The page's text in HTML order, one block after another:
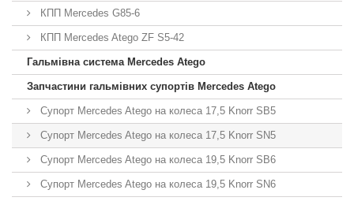
КПП Mercedes G85-6
КПП Mercedes Atego ZF S5-42
Гальмівна система Mercedes Atego
Запчастини гальмівних супортів Mercedes Atego
Супорт Mercedes Atego на колеса 17,5 Knorr SB5
Супорт Mercedes Atego на колеса 17,5 Knorr SN5
Супорт Mercedes Atego на колеса 19,5 Knorr SB6
Супорт Mercedes Atego на колеса 19,5 Knorr SN6